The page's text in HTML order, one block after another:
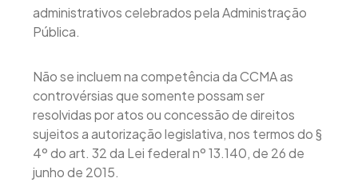
administrativos celebrados pela Administração
Pública.
Não se incluem na competência da CCMA as
controvérsias que somente possam ser
resolvidas por atos ou concessão de direitos
sujeitos a autorização legislativa, nos termos do §
4º do art. 32 da Lei federal nº 13.140, de 26 de
junho de 2015.